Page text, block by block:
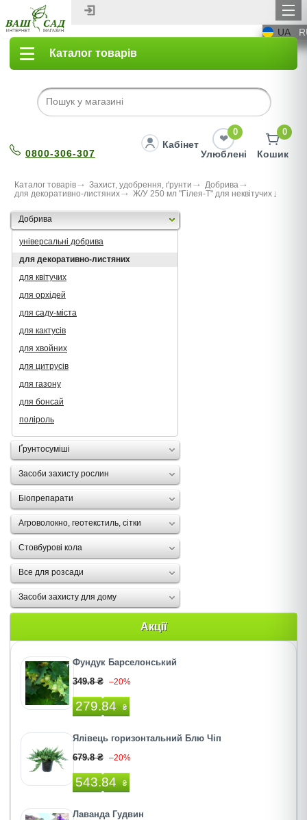
UA
Каталог товарів
0800-306-307
Кабінет
0
Улюблені
0
Кошик
Каталог товарів Захист, удобрення, ґрунти
Добрива
для декоративно-листяних
Ж/У 250 мл "Гілея-Т" для неквітучих
Добрива
універсальні добрива
для декоративно-листяних
для квітучих
для орхідей
для саду-міста
для кактусів
для хвойних
для цитрусів
для газону
для бонсай
поліроль
Ґрунтосуміші
Засоби захисту рослин
Біопрепарати
Агроволокно, геотекстиль, сітки
Стовбурові кола
Все для розсади
Засоби захисту для дому
Акції
Фундук Барселонський
349.8 ₴ –20%
279.84 ₴
Ялівець горизонтальний Блю Чіп
679.8 ₴ –20%
543.84 ₴
Лаванда Гудвин